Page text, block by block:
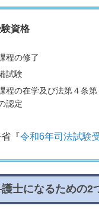
資格
程の修了
試験
程の在学及び法第４条
認定
『令和6年司法試験
士になるための2